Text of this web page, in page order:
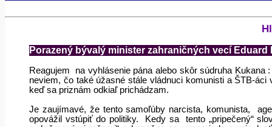
Porazený bývalý minister zahraničných vecí Eduard
Reagujem
na vyhlásenie pána alebo skôr súdruha
neviem, čo také úžasné stále vládnuci komunisti a ŠTB-
keď sa priznám odkiaľ prichádzam.
Je zaujímavé, že tento samoľúby narcista, komunista,
opovážil vstúpiť do politiky.
Kedy sa
tento „pripečený“